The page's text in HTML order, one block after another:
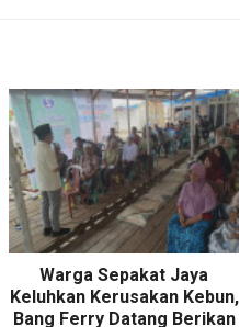
Warga Sepakat Jaya
Keluhkan Kerusakan Kebun,
Bang Ferry Datang Berikan